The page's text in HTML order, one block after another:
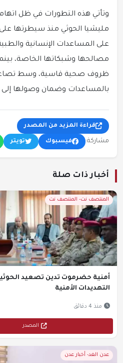
وتأتي هذه التطورات في ظل
مليشيا الحوثي منذ سيطرتها
على المساعدات الإنسانية
مصالحها وشبكاتها الخاصة،
ظروف صحية قاسية، وسط
بالمساعدات وضمان وصولها
قراءة المزيد من المصدر
مشاركة: فيسبوك تويتر
أخبار ذات صلة
المنتصف نت- المنتصف نت
أمنية حضرموت تدين تصعيد
التهديدات الأمنية
منذ 4 دقائق
المصدر
عدن الغد- أخبار عدن